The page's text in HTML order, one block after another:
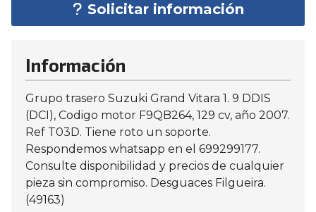
Solicitar información
Información
Grupo trasero Suzuki Grand Vitara 1. 9 DDIS
(DCI), Codigo motor F9QB264, 129 cv, año 2007.
Ref T03D. Tiene roto un soporte.
Respondemos whatsapp en el 699299177.
Consulte disponibilidad y precios de cualquier
pieza sin compromiso. Desguaces Filgueira.
(49163)